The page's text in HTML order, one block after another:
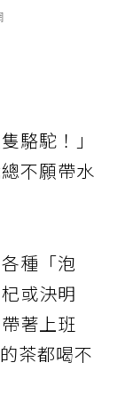
駱駝！」
不願帶水
種「泡
或決明
著上班
茶都喝不